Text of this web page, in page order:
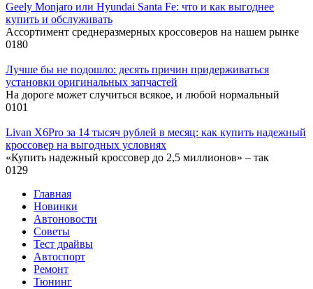
Geely Monjaro или Hyundai Santa Fe: что и как выгоднее
купить и обслуживать
Ассортимент среднеразмерных кроссоверов на нашем рынке
0180
Лучше бы не подошло: десять причин придерживаться
установки оригинальных запчастей
На дороге может случиться всякое, и любой нормальный
0101
Livan X6Pro за 14 тысяч рублей в месяц: как купить надежный
кроссовер на выгодных условиях
«Купить надежный кроссовер до 2,5 миллионов» – так
0129
Главная
Новинки
Автоновости
Советы
Тест драйвы
Автоспорт
Ремонт
Тюнинг